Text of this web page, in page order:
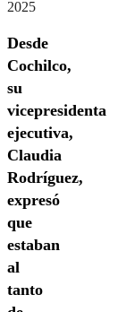
2025
Desde
Cochilco,
su
vicepresidenta
ejecutiva,
Claudia
Rodríguez,
expresó
que
estaban
al
tanto